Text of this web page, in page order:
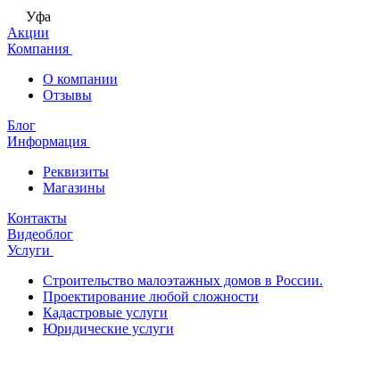
Уфа
Акции
Компания
О компании
Отзывы
Блог
Информация
Реквизиты
Магазины
Контакты
Видеоблог
Услуги
Строительство малоэтажных домов в России.
Проектирование любой сложности
Кадастровые услуги
Юридические услуги